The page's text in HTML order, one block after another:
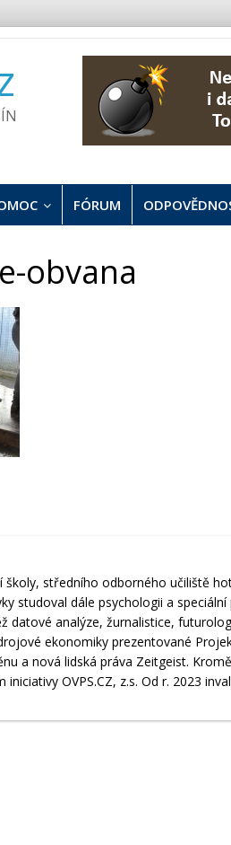
FÓRUM
obvana
školy, středního odborného učiliště
studoval dále psychologii a
datové analýze, žurnalistice,
ekonomiky prezentované
a nová lidská práva Zeitgeist.
OVPS.CZ, z.s. Od r. 2023